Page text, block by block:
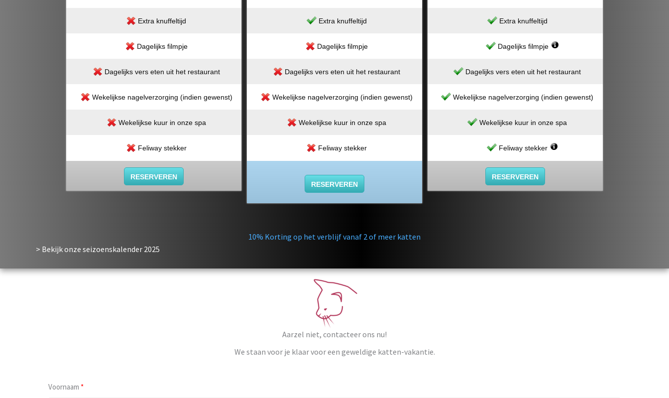
Extra knuffeltijd
Dagelijks filmpje
Dagelijks vers eten uit het restaurant
Wekelijkse nagelverzorging (indien gewenst)
Wekelijkse kuur in onze spa
Feliway stekker
RESERVEREN
Extra knuffeltijd
Dagelijks filmpje
Dagelijks vers eten uit het restaurant
Wekelijkse nagelverzorging (indien gewenst)
Wekelijkse kuur in onze spa
Feliway stekker
RESERVEREN
Extra knuffeltijd
Dagelijks filmpje
Dagelijks vers eten uit het restaurant
Wekelijkse nagelverzorging (indien gewenst)
Wekelijkse kuur in onze spa
Feliway stekker
RESERVEREN
10% Korting op het verblijf vanaf 2 of meer katten
> Bekijk onze seizoenskalender 2025
Aarzel niet, contacteer ons nu!
We staan voor je klaar voor een geweldige katten-vakantie.
Voornaam